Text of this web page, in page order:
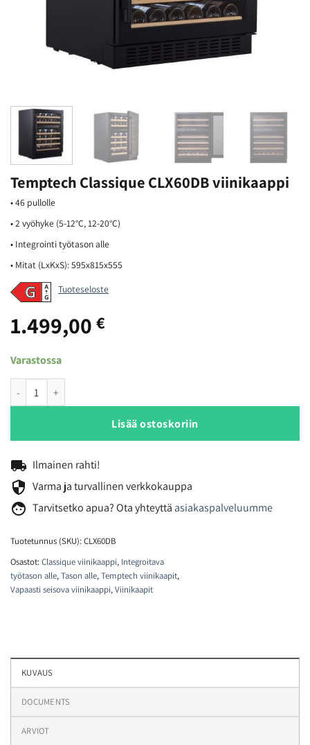
Temptech Classique CLX60DB viinikaappi
• 46 pullolle
• 2 vyöhyke (5-12°C, 12-20°C)
• Integrointi työtason alle
• Mitat (LxKxS): 595x815x555
Tuoteseloste
1.499,00 €
Varastossa
Temptech Classique CLX60DB viinikaappi määrä
Lisää ostoskoriin
local_shipping Ilmainen rahti!
security Varma ja turvallinen verkkokauppa
face Tarvitsetko apua? Ota yhteyttä asiakaspalveluumme
Tuotetunnus (SKU):CLX60DB
Osastot:Classique viinikaappi, Integroitava
työtason alle,Tason alle,Temptech viinikaapit,
Vapaasti seisova viinikaappi,Viinikaapit
KUVAUS
DOCUMENTS
ARVIOT